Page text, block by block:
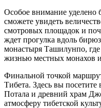
Особое внимание уделено
сможете увидеть
смотровых площадок и
ждет прогулка вдоль
монастыря Ташилунпо,
жизнью местных монахов
Финальной точкой
Тибета. Здесь вы
Потала и древний храм
атмосферу тибетской